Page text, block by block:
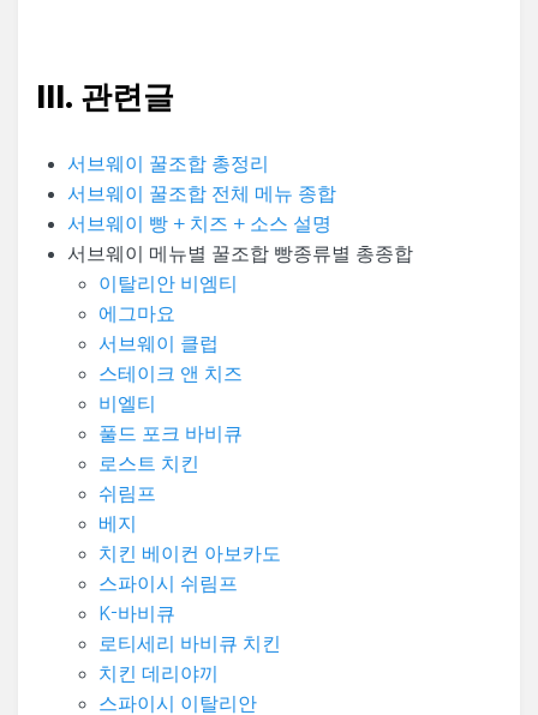
III. 관련글
서브웨이 꿀조합 총정리
서브웨이 꿀조합 전체 메뉴 종합
서브웨이 빵 + 치즈 + 소스 설명
서브웨이 메뉴별 꿀조합 빵종류별 총종합
이탈리안 비엠티
에그마요
서브웨이 클럽
스테이크 앤 치즈
비엘티
풀드 포크 바비큐
로스트 치킨
쉬림프
베지
치킨 베이컨 아보카도
스파이시 쉬림프
K-바비큐
로티세리 바비큐 치킨
치킨 데리야끼
스파이시 이탈리안